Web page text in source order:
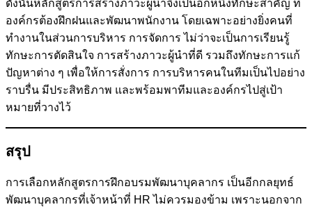
ดังนั้นหลักสูตรการสร้างภาวะผู้นำจึงเป็นอีกหนึ่งทักษะสำคัญ ที่
องค์กรต้องฝึกฝนและพัฒนาพนักงาน โดยเฉพาะอย่างยิ่งคนที่
ทำงานในส่วนการบริหาร การจัดการ ไม่ว่าจะเป็นการเรียนรู้
ทักษะการตัดสินใจ การสร้างภาวะผู้นำที่ดี รวมถึงทักษะการแก้
ปัญหาต่าง ๆ เพื่อให้การสั่งการ การบริหารคนในทีมเป็นไปอย่าง
ราบรื่น มีประสิทธิภาพ และพร้อมพาทีมและองค์กรไปสู่เป้า
หมายที่วางไว้
สรุป
การเลือกหลักสูตรการฝึกอบรมพัฒนาบุคลากร เป็นอีกกลยุทธ์
พัฒนาบุคลากรที่เจ้าหน้าที่ HR ไม่ควรมองข้าม เพราะนอกจาก